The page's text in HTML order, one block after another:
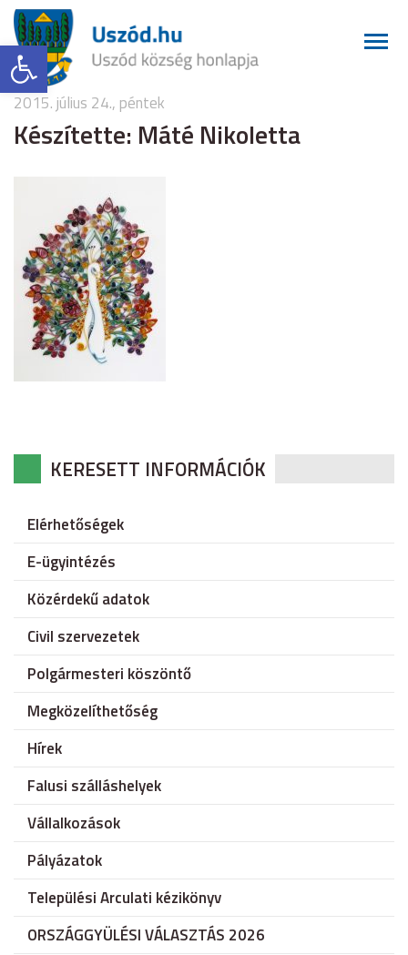
Eszköztár megnyitása
2015. július 24., péntek
Készítette: Máté Nikoletta
KERESETT INFORMÁCIÓK
Elérhetőségek
E-ügyintézés
Közérdekű adatok
Civil szervezetek
Polgármesteri köszöntő
Megközelíthetőség
Hírek
Falusi szálláshelyek
Vállalkozások
Pályázatok
Települési Arculati kézikönyv
ORSZÁGGYÜLÉSI VÁLASZTÁS 2026